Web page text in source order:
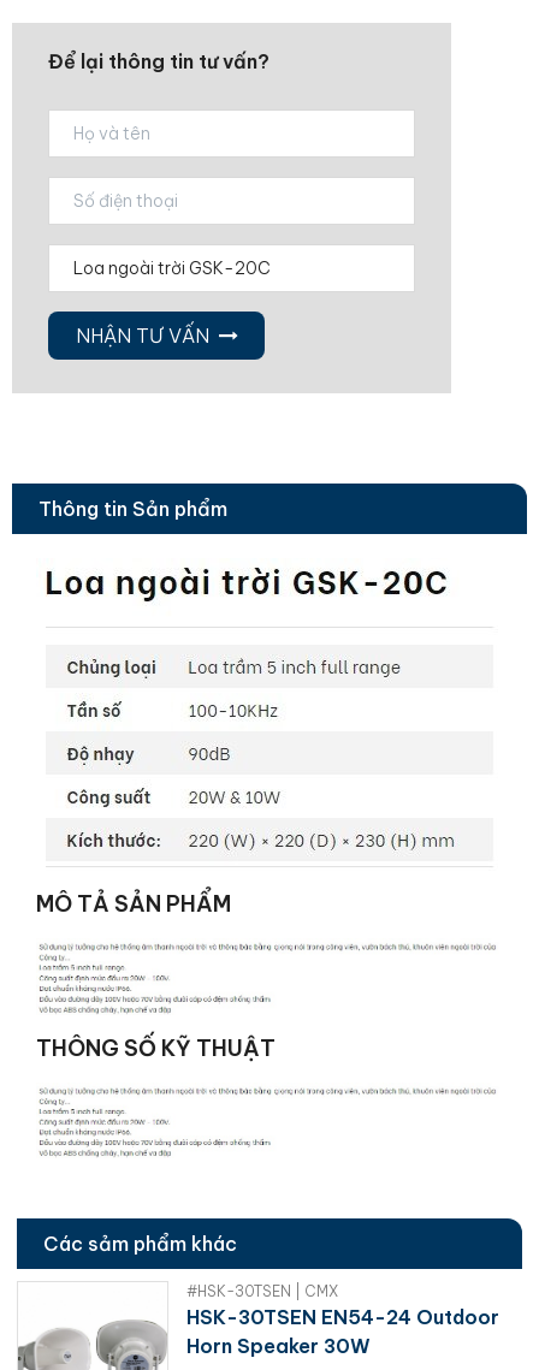
Để lại thông tin tư vấn?
NHẬN TƯ VẤN
Thông tin Sản phẩm
MÔ TẢ SẢN PHẨM
THÔNG SỐ KỸ THUẬT
Các sảm phẩm khác
#HSK-30TSEN | CMX
HSK-30TSEN EN54-24 Outdoor
Horn Speaker 30W